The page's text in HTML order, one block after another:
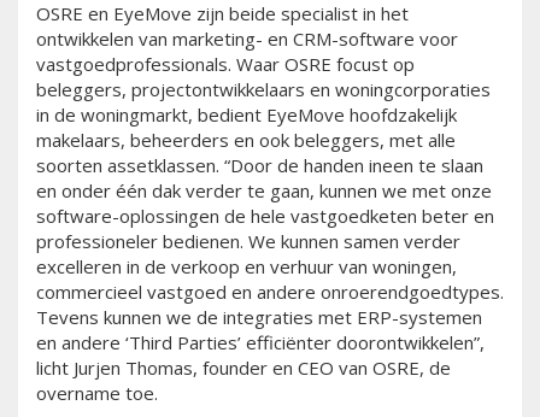
OSRE en EyeMove zijn beide specialist in het
ontwikkelen van marketing- en CRM-software voor
vastgoedprofessionals. Waar OSRE focust op
beleggers, projectontwikkelaars en woningcorporaties
in de woningmarkt, bedient EyeMove hoofdzakelijk
makelaars, beheerders en ook beleggers, met alle
soorten assetklassen. “Door de handen ineen te slaan
en onder één dak verder te gaan, kunnen we met onze
software-oplossingen de hele vastgoedketen beter en
professioneler bedienen. We kunnen samen verder
excelleren in de verkoop en verhuur van woningen,
commercieel vastgoed en andere onroerendgoedtypes.
Tevens kunnen we de integraties met ERP-systemen
en andere ‘Third Parties’ efficiënter doorontwikkelen”,
licht Jurjen Thomas, founder en CEO van OSRE, de
overname toe.